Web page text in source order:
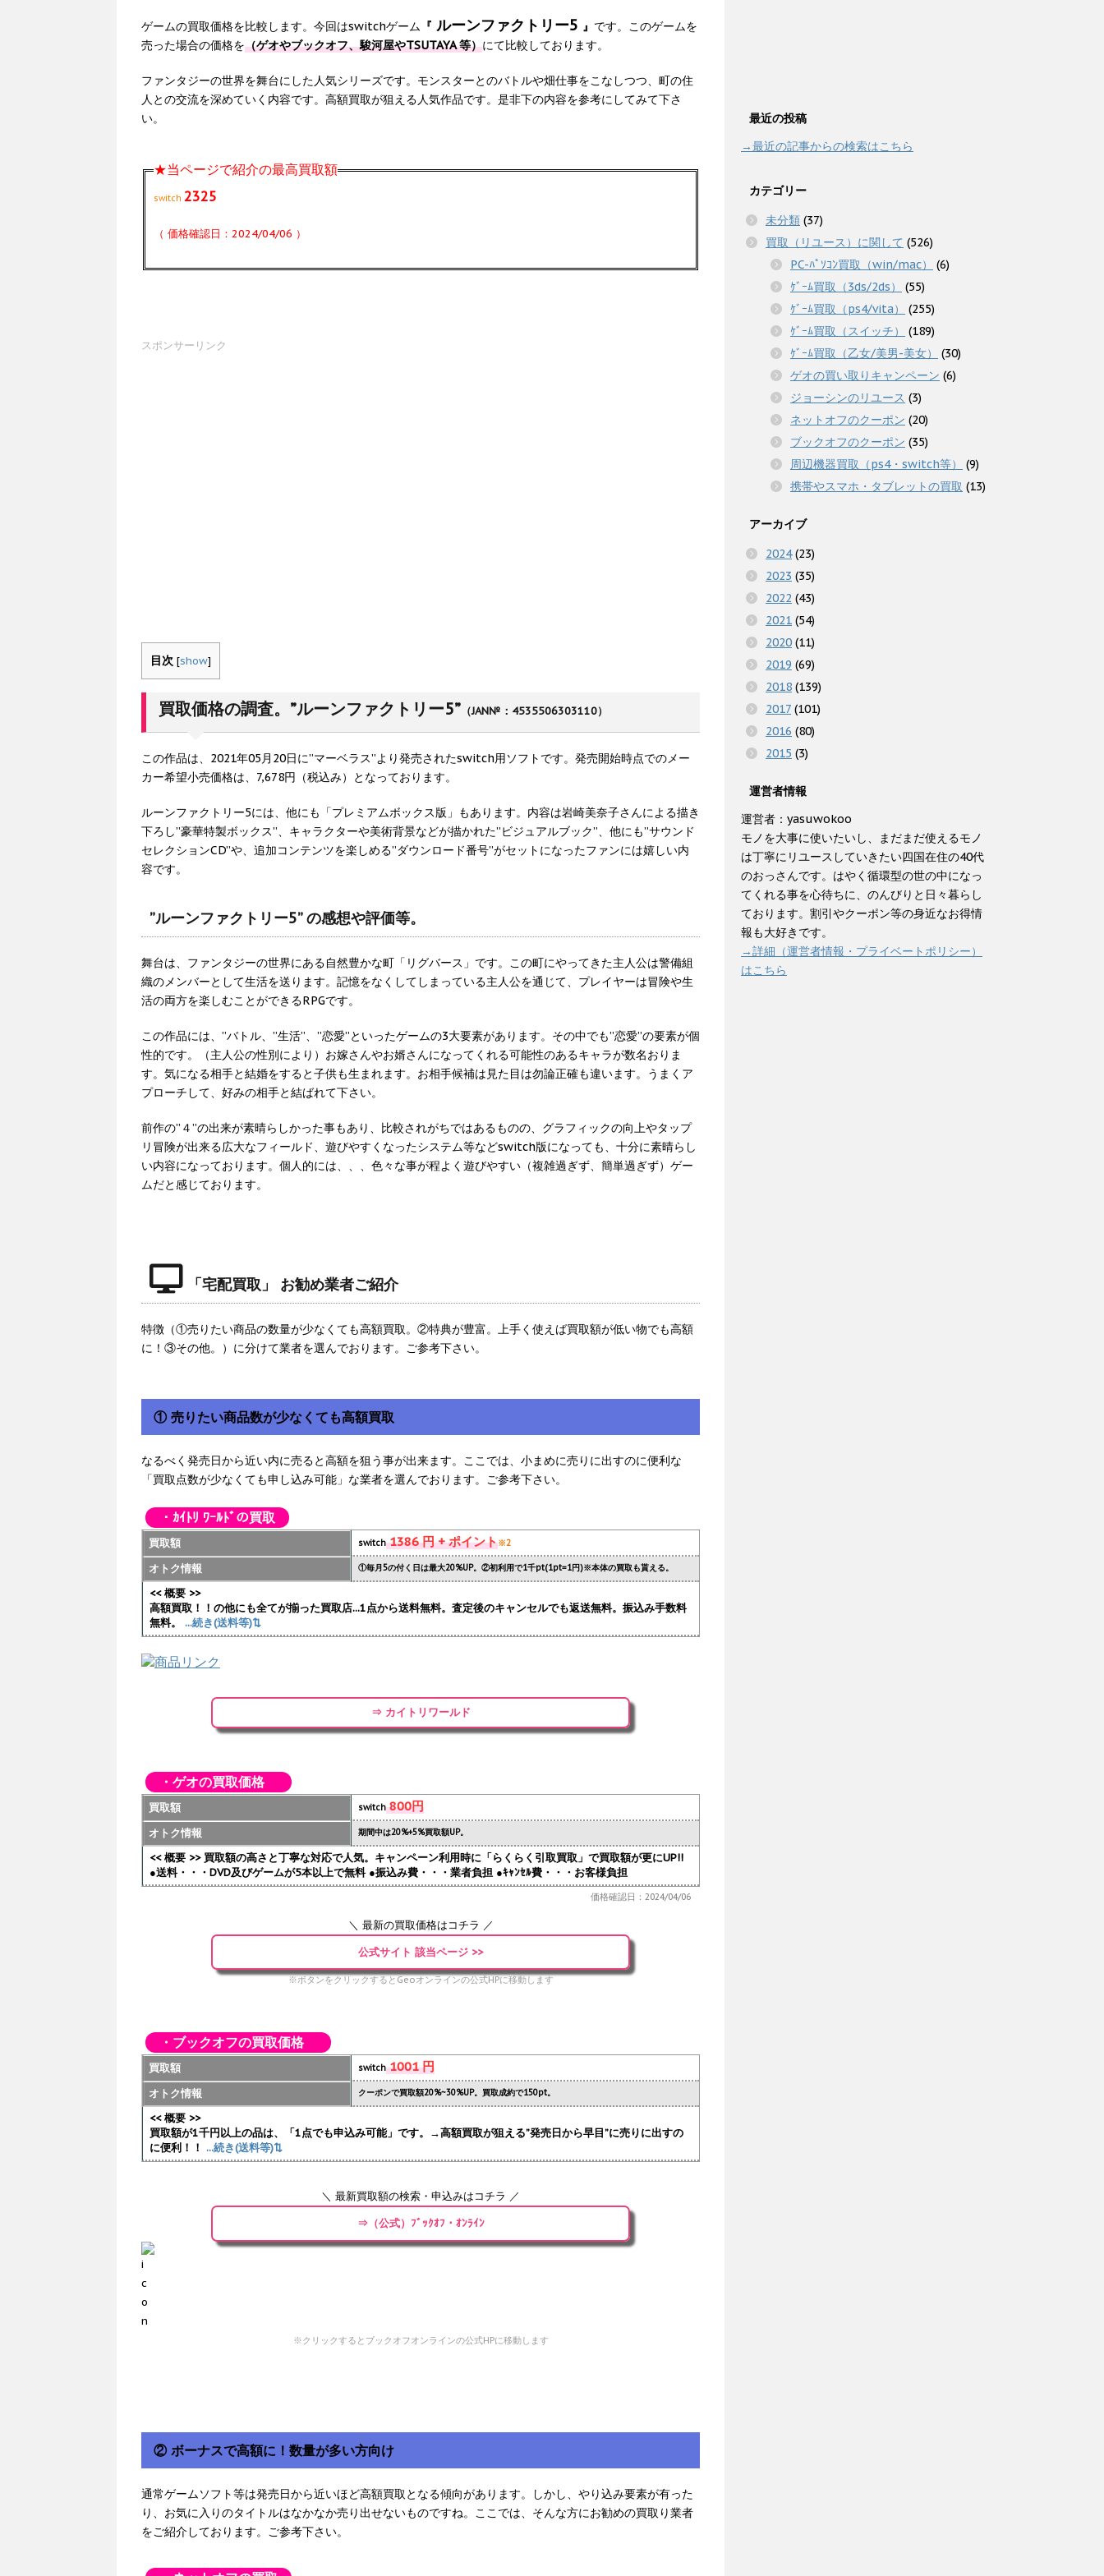
ゲームの買取価格を比較します。今回はswitchゲーム 『 ルーンファクトリー5 』 です。このゲームを
売った場合の価格を（ゲオやブックオフ、駿河屋やTSUTAYA 等）にて比較しております。
ファンタジーの世界を舞台にした人気シリーズです。モンスターとのバトルや畑仕事をこなしつつ、町の住
人との交流を深めていく内容です。高額買取が狙える人気作品です。是非下の内容を参考にしてみて下さ
い。
★当ページで紹介の最高買取額
switch 2325
（ 価格確認日：2024/04/06 ）
スポンサーリンク
目次 [show]
買取価格の調査。”ルーンファクトリー5” （JAN№：4535506303110）
この作品は、2021年05月20日に”マーベラス”より発売されたswitch用ソフトです。発売開始時点でのメー
カー希望小売価格は、7,678円（税込み）となっております。
ルーンファクトリー5には、他にも「プレミアムボックス版」もあります。内容は岩崎美奈子さんによる描き
下ろし”豪華特製ボックス”、キャラクターや美術背景などが描かれた”ビジュアルブック”、他にも”サウンド
セレクションCD”や、追加コンテンツを楽しめる”ダウンロード番号”がセットになったファンには嬉しい内
容です。
”ルーンファクトリー5” の感想や評価等。
舞台は、ファンタジーの世界にある自然豊かな町「リグバース」です。この町にやってきた主人公は警備組
織のメンバーとして生活を送ります。記憶をなくしてしまっている主人公を通じて、プレイヤーは冒険や生
活の両方を楽しむことができるRPGです。
この作品には、”バトル、”生活”、”恋愛”といったゲームの3大要素があります。その中でも”恋愛”の要素が個
性的です。（主人公の性別により）お嫁さんやお婿さんになってくれる可能性のあるキャラが数名おりま
す。気になる相手と結婚をすると子供も生まれます。お相手候補は見た目は勿論正確も違います。うまくア
プローチして、好みの相手と結ばれて下さい。
前作の”４”の出来が素晴らしかった事もあり、比較されがちではあるものの、グラフィックの向上やタップ
リ冒険が出来る広大なフィールド、遊びやすくなったシステム等などswitch版になっても、十分に素晴らし
い内容になっております。個人的には、、、色々な事が程よく遊びやすい（複雑過ぎず、簡単過ぎず）ゲー
ムだと感じております。
「宅配買取」 お勧め業者ご紹介
特徴（①売りたい商品の数量が少なくても高額買取。②特典が豊富。上手く使えば買取額が低い物でも高額
に！③その他。）に分けて業者を選んでおります。ご参考下さい。
① 売りたい商品数が少なくても高額買取
なるべく発売日から近い内に売ると高額を狙う事が出来ます。ここでは、小まめに売りに出すのに便利な
「買取点数が少なくても申し込み可能」な業者を選んでおります。ご参考下さい。
・ｶｲﾄﾘ ﾜｰﾙﾄﾞの買取
買取額 switch1386 円 + ポイント※2
オトク情報 ①毎月5の付く日は最大20%UP。②初利用で1千pt(1pt=1円)※本体の買取も貰える。
<< 概要 >>
高額買取！！の他にも全てが揃った買取店...1点から送料無料。査定後のキャンセルでも返送無料。振込み手数料
無料。
...続き(送料等)⇅
⇒ カイトリワールド
・ゲオの買取価格
買取額 switch800円
オトク情報 期間中は20%+5%買取額UP。
<< 概要 >> 買取額の高さと丁寧な対応で人気。キャンペーン利用時に「らくらく引取買取」で買取額が更にUP!!
●送料・・・DVD及びゲームが5本以上で無料 ●振込み費・・・業者負担 ●ｷｬﾝｾﾙ費・・・お客様負担
価格確認日：2024/04/06
＼ 最新の買取価格はコチラ ／
公式サイト 該当ページ >>
※ボタンをクリックするとGeoオンラインの公式HPに移動します
・ブックオフの買取価格
買取額 switch1001 円
オトク情報 クーポンで買取額20%~30%UP。買取成約で150pt。
<< 概要 >>
買取額が1千円以上の品は、「1点でも申込み可能」です。→高額買取が狙える”発売日から早目”に売りに出すの
に便利！！ ...続き(送料等)⇅
＼ 最新買取額の検索・申込みはコチラ ／
⇒（公式）ﾌﾞｯｸｵﾌ・ｵﾝﾗｲﾝ
※クリックするとブックオフオンラインの公式HPに移動します
② ボーナスで高額に！数量が多い方向け
通常ゲームソフト等は発売日から近いほど高額買取となる傾向があります。しかし、やり込み要素が有った
り、お気に入りのタイトルはなかなか売り出せないものですね。ここでは、そんな方にお勧めの買取り業者
をご紹介しております。ご参考下さい。
最近の投稿
→最近の記事からの検索はこちら
カテゴリー
未分類 (37)
買取（リユース）に関して (526)
PC-ﾊﾟｿｺﾝ買取（win/mac）
(6)
ｹﾞｰﾑ買取（3ds/2ds）
(55)
ｹﾞｰﾑ買取（ps4/vita）
(255)
ｹﾞｰﾑ買取（スイッチ）
(189)
ｹﾞｰﾑ買取（乙女/美男-美女）
(30)
ゲオの買い取りキャンペーン (6)
ジョーシンのリユース (3)
ネットオフのクーポン (20)
ブックオフのクーポン (35)
周辺機器買取（ps4・switch等）
(9)
携帯やスマホ・タブレットの買取 (13)
アーカイブ
2024(23)
2023 (35)
2022 (43)
2021 (54)
2020 (11)
2019 (69)
2018 (139)
2017 (101)
2016 (80)
2015 (3)
運営者情報
運営者：yasuwokoo
モノを大事に使いたいし、まだまだ使えるモノ
は丁寧にリユースしていきたい四国在住の40代
のおっさんです。はやく循環型の世の中になっ
てくれる事を心待ちに、のんびりと日々暮らし
ております。割引やクーポン等の身近なお得情
報も大好きです。
→詳細（運営者情報・プライベートポリシー）
はこちら